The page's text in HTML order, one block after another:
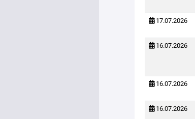
17.07.2026
16.07.2026
16.07.2026
16.07.2026